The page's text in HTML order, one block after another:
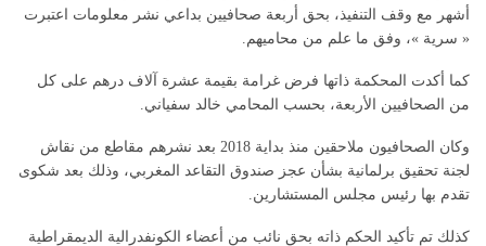
أشهر مع وقف التنفيذ، بحق أربعة صحافيين بداعي نشر معلومات اعتبرت
« سرية »، وفق ما علم من محاميهم.
كما أكدت المحكمة ذاتها فرض غرامة بقيمة عشرة آلاف درهم على كل
من الصحافيين الأربعة، بحسب المحامي خالد سفياني.
وكان الصحافيون ملاحقين منذ بداية 2018 بعد نشرهم مقاطع من نقاش
لجنة تحقيق برلمانية بشأن عجز صندوق التقاعد المغربي، وذلك بعد شكوى
تقدم بها رئيس مجلس المستشارين.
كذلك تم تأكيد الحكم ذاته بحق نائب من أعضاء الكونفدرالية الديمقراطية